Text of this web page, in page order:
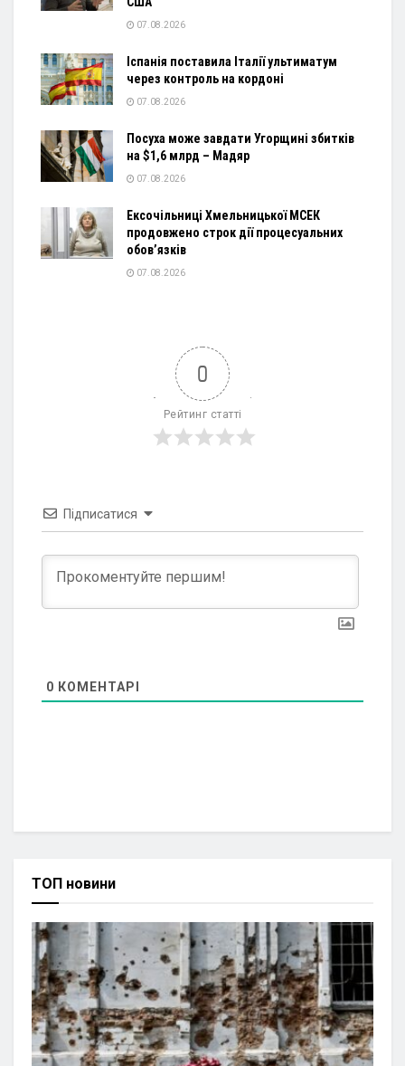
07.08.2026
Іспанія поставила Італії ультиматум
через контроль на кордоні
07.08.2026
Посуха може завдати Угорщині збитків
на $1,6 млрд – Мадяр
07.08.2026
Ексочільниці Хмельницької МСЕК
продовжено строк дії процесуальних
обов’язків
07.08.2026
0
Рейтинг статті
Підписатися
0 КОМЕНТАРІ
ТОП новини